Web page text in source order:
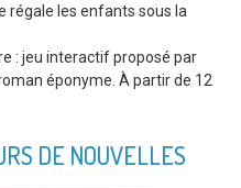
régale les enfants sous la
: jeu interactif proposé par
éponyme. À partir de 12
DE NOUVELLES